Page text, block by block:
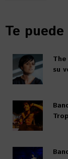
Te
su